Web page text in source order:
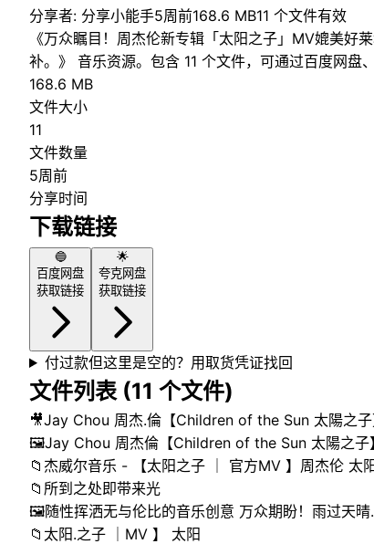
分享者: 分享小能手5周前168.6 MB11 个文件有效
《万众瞩目！周杰伦新专辑「太阳之子」MV媲美
补。》 音乐资源。包含 11 个文件，可通过百度网盘
168.6 MB
文件大小
11
文件数量
5周前
分享时间
下载链接
🔵
百度网盘
获取链接
🌟
夸克网盘
获取链接
付过款但这里是空的？用取货凭证找回
文件列表 (11 个文件)
🎥Jay Chou 周杰.倫【Children of the Sun 太陽之
🖼️Jay Chou 周杰倫【Children of the Sun 太陽之
📁 杰威尔音乐 - 【太阳之子 ｜ 官方MV 】周杰伦 太
📁 所到之处即带来光
🖼️随性挥洒无与伦比的音乐创意 万众期盼！雨过天
📁 太阳.之子 ｜MV 】 太阳